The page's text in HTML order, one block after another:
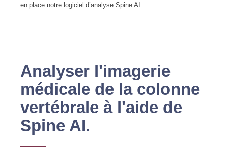
en place notre logiciel d’analyse Spine AI.
Analyser l'imagerie
médicale de la colonne
vertébrale à l'aide de
Spine AI.